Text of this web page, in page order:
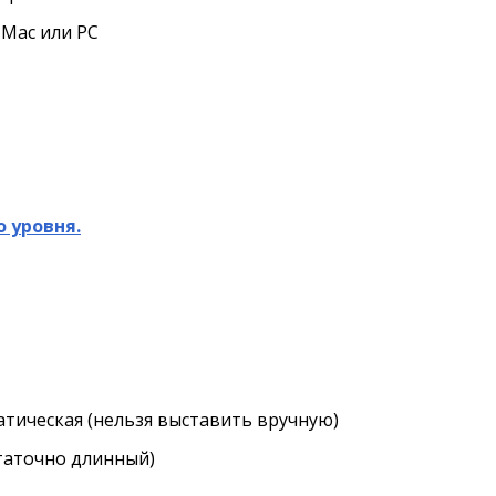
или PC
уровня.
(нельзя выставить вручную)
длинный)